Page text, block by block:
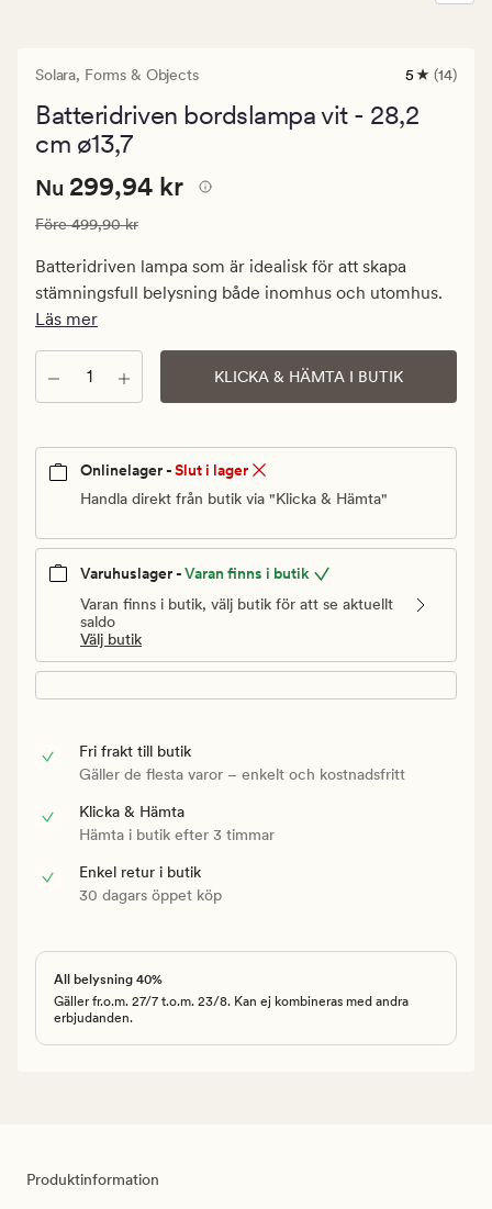
Solara, Forms & Objects
14
med
5 (14)
Batteridriven bordslampa vit - 28,2
cm ø13,7
Nuvarande
299,94
kr.
Ordinarie
pris
Nuvarande pris
Nu 299,94 kr
Ordinarie pris 499,90 kr
Före499,90 kr
Batteridriven lampa som är idealisk för att skapa
stämningsfull belysning både inomhus och utomhus.
Läs mer
Antal KLICKA & HÄMTA I BUTIK
Onlinelager -Slut i lager
Handla direkt från butik via "Klicka & Hämta"
Varuhuslager -Varan finns i butik
Varan finns i butik, välj butik för att se aktuellt
saldo
Välj butik
Fri frakt till butik
Gäller de flesta varor – enkelt och kostnadsfritt
Klicka & Hämta
Hämta i butik efter 3 timmar
Enkel retur i butik
30 dagars öppet köp
All belysning 40%
Gäller fr.o.m. 27/7 t.o.m. 23/8. Kan ej kombineras med andra
erbjudanden.
Produktinformation